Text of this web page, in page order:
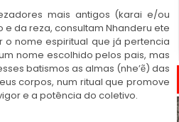
mais antigos (karai e/ou
da reza, consultam Nhanderu ete
o nome espiritual que já pertencia
nome escolhido pelos pais, mas
batismos as almas (nhe’ẽ) das
corpos, num ritual que promove
e a potência do coletivo.